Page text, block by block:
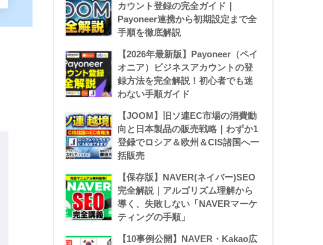
カウント登録の完全ガイド｜
Payoneer連携から初期設定まで全
手順を徹底解説
【2026年最新版】Payoneer（ペイ
オニア）ビジネスアカウントの登
録方法を完全解説！初心者でも迷
わない手順ガイド
【JOOM】旧ソ連EC市場の消費動
向と日本製品の販売戦略｜わずか1
登録でロシア＆欧州＆CIS諸国へ一
括販売
【保存版】NAVER(ネイバー)SEO
完全解説｜アルゴリズム理解から
導く、失敗しない「NAVERマーケ
ティングの手順」
【10事例公開】NAVER・Kakao広